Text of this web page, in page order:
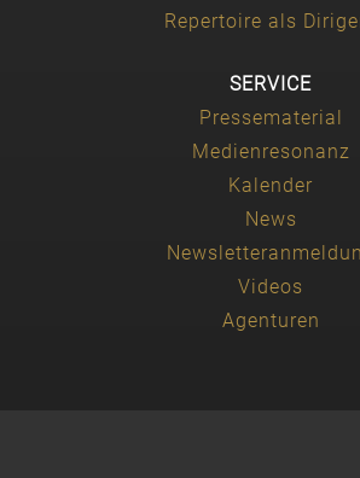
Repertoire als
SERVICE
Pressematerial
Medienresonanz
Kalender
News
Videos
Agenturen